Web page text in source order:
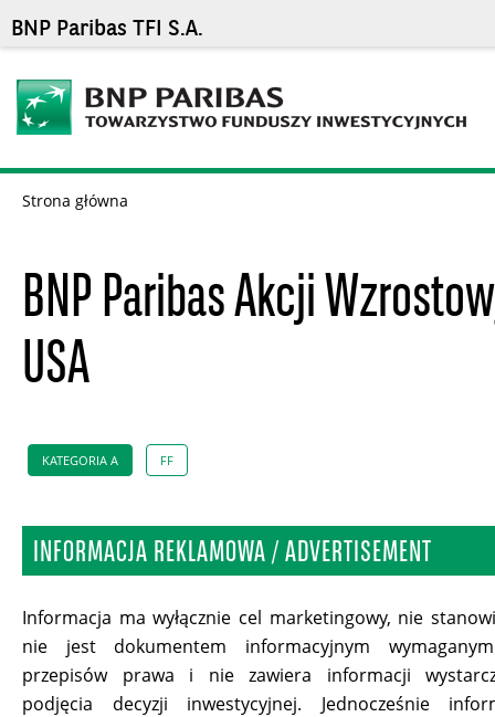
BNP Paribas TFI S.A.
Strona główna
BNP Paribas Akcji
USA
KATEGORIA A FF
INFORMACJA REKLAMOWA / ADVERTISEMENT
Informacja ma wyłącznie cel marketingowy, nie
nie jest dokumentem informacyjnym
przepisów prawa i nie zawiera informacji
podjęcia decyzji inwestycyjnej. Jednocześnie